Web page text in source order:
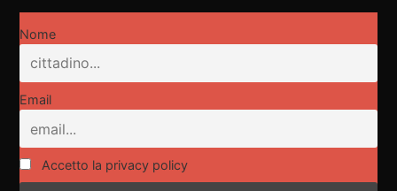
Nome
Email
Accetto la privacy policy